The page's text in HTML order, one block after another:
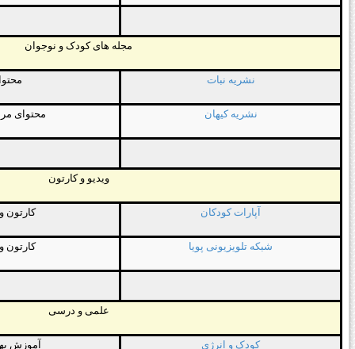
مجله های کودک و نوجوان
نشریه نبات
نشریه کیهان محتوای
ویدیو و کارتون
آپارات کودکان کارتون و
شبکه تلویزیونی پویا کارتون و
علمی و درسی
کودک و انرژی آموزش